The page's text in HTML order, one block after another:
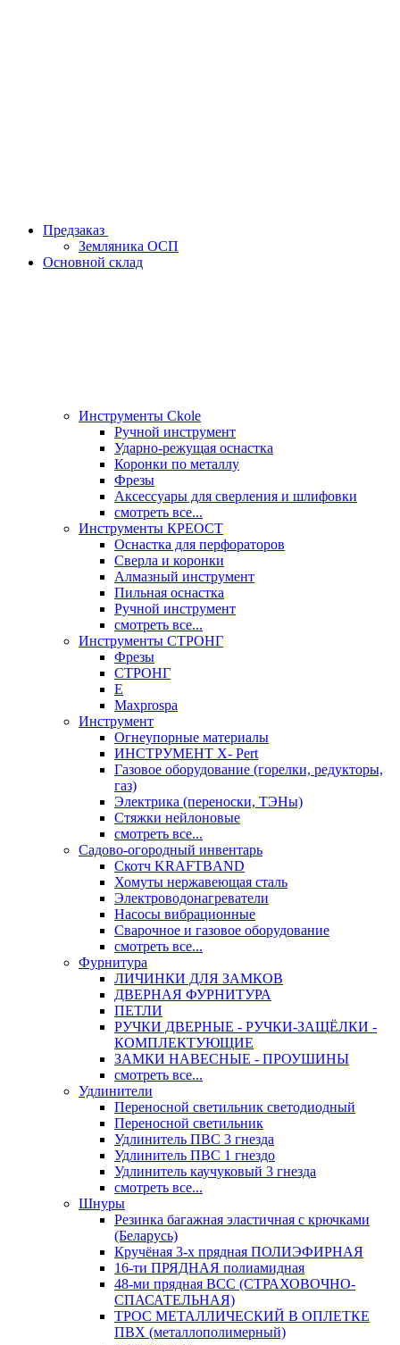
Предзаказ
Земляника ОСП
Основной склад
Инструменты Ckole
Ручной инструмент
Ударно‑режущая оснастка
Коронки по металлу
Фрезы
Аксессуары для сверления и шлифовки
смотреть все...
Инструменты КРЕОСТ
Оснастка для перфораторов
Сверла и коронки
Алмазный инструмент
Пильная оснастка
Ручной инструмент
смотреть все...
Инструменты СТРОНГ
Фрезы
СТРОНГ
Е
Maxprospa
Инструмент
Огнеупорные материалы
ИНСТРУМЕНТ X- Pert
Газовое оборудование (горелки, редукторы,
газ)
Электрика (переноски, ТЭНы)
Стяжки нейлоновые
смотреть все...
Садово-огородный инвентарь
Скотч KRAFTBAND
Хомуты нержавеющая сталь
Электроводонагреватели
Насосы вибрационные
Сварочное и газовое оборудование
смотреть все...
Фурнитура
ЛИЧИНКИ ДЛЯ ЗАМКОВ
ДВЕРНАЯ ФУРНИТУРА
ПЕТЛИ
РУЧКИ ДВЕРНЫЕ - РУЧКИ-ЗАЩЁЛКИ -
КОМПЛЕКТУЮЩИЕ
ЗАМКИ НАВЕСНЫЕ - ПРОУШИНЫ
смотреть все...
Удлинители
Переносной светильник светодиодный
Переносной светильник
Удлинитель ПВС 3 гнезда
Удлинитель ПВС 1 гнездо
Удлинитель каучуковый 3 гнезда
смотреть все...
Шнуры
Резинка багажная эластичная с крючками
(Беларусь)
Кручёная 3-х прядная ПОЛИЭФИРНАЯ
16-ти ПРЯДНАЯ полиамидная
48-ми прядная ВСС (СТРАХОВОЧНО-
СПАСАТЕЛЬНАЯ)
ТРОС МЕТАЛЛИЧЕСКИЙ В ОПЛЕТКЕ
ПВХ (металлополимерный)